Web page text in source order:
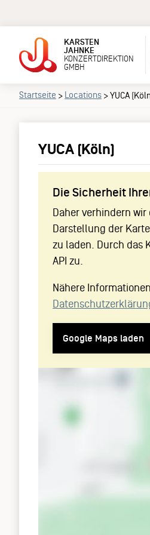
KARSTEN
JAHNKE
KONZERTDIREKTION
GMBH
Startseite > Locations >YUCA
YUCA (Köln)
Die Sicherheit
Daher verhindern
Darstellung der
zu laden. Durch das
API zu.
Nähere
Google Maps laden